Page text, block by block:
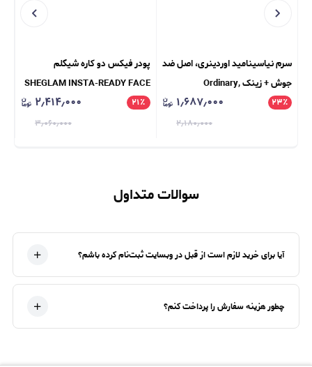
سرم نیاسینامید اوردینری، اصل ضد
جوش + زینک Ordinary,
Niacinamide 10% + Zinc 1%
۲۳٪ ۱٫۶۸۷٫۰۰۰
۲٫۱۸۰٫۰۰۰
پودر فیکس دو کاره شیگلم
SHEGLAM INSTA-READY FACE
& UNDER EYE SETTING
۲۱٪ ۲٫۴۱۴٫۰۰۰
۳٫۰۶۰٫۰۰۰
سوالات متداول
آیا برای خرید لازم است از قبل در وبسایت ثبت‌نام کرده باشم؟
چطور هزینه سفارش را پرداخت کنم؟